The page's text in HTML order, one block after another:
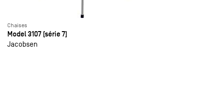
Chaises
Model 3107 (série 7)
Jacobsen